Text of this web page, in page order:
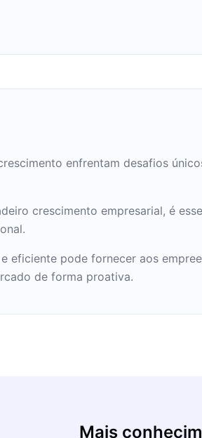
enfrentam desafios
crescimento empresarial, é
eficiente pode fornecer aos
de forma proativa.
Mais